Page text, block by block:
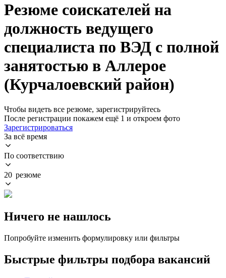
Резюме соискателей на
должность ведущего
специалиста по ВЭД с полной
занятостью в Аллерое
(Курчалоевский район)
Чтобы видеть все резюме, зарегистрируйтесь
После регистрации покажем ещё 1 и откроем фото
Зарегистрироваться
За всё время
По соответствию
20 резюме
Ничего не нашлось
Попробуйте изменить формулировку или фильтры
Быстрые фильтры подбора вакансий